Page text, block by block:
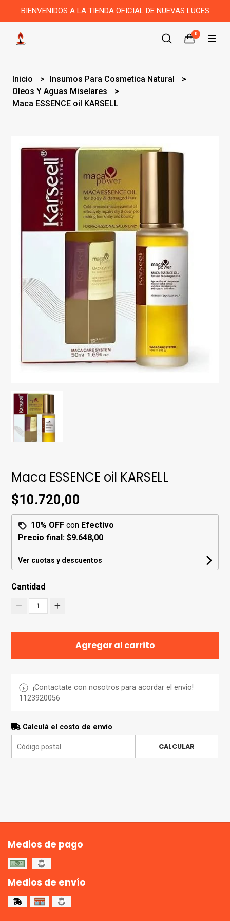
BIENVENIDOS A LA TIENDA OFICIAL DE NUEVAS LUCES
0
Inicio
Insumos Para Cosmetica Natural
Oleos Y Aguas Miselares
Maca ESSENCE oil KARSELL
Maca ESSENCE oil KARSELL
$10.720,00
10% OFF con Efectivo
Precio final:$9.648,00
Ver cuotas y descuentos
Cantidad
1
Agregar al carrito
¡Contactate con nosotros para acordar el envio!
1123920056
Calculá el costo de envío
CALCULAR
Medios de pago
Medios de envío